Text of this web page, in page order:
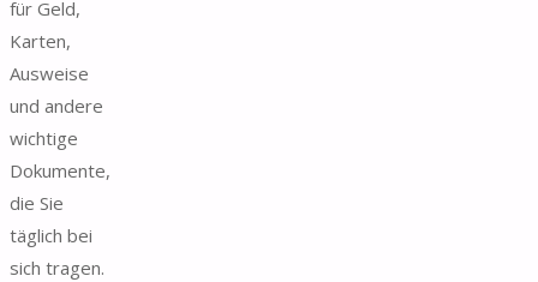
für Geld,
Karten,
Ausweise
und andere
wichtige
Dokumente,
die Sie
täglich bei
sich tragen.